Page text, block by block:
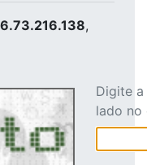
,
Digite
lado no